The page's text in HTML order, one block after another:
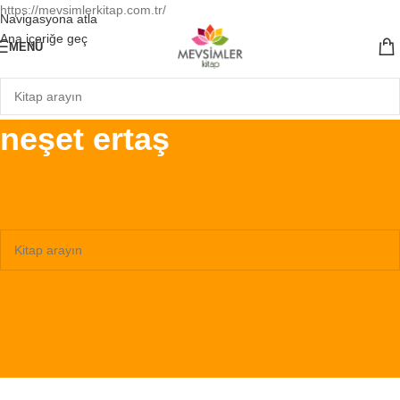
https://mevsimlerkitap.com.tr/
Navigasyona atla
Ana içeriğe geç
MENÜ
neşet ertaş